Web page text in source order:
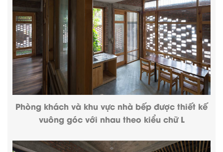
Phòng khách và khu vực nhà bếp được thiết kế
vuông góc với nhau theo kiểu chữ L